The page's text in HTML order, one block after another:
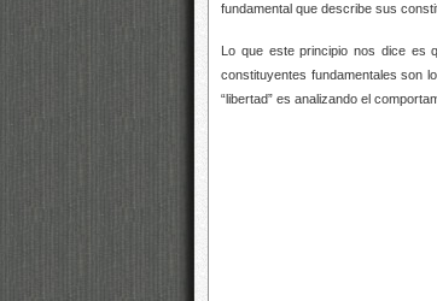
fundamental que describe sus
Lo que este principio nos dice es
constituyentes fundamentales son
“libertad” es analizando el